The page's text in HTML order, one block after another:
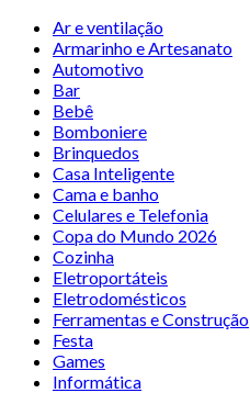
Ar e ventilação
Armarinho e Artesanato
Automotivo
Bar
Bebê
Bomboniere
Brinquedos
Casa Inteligente
Cama e banho
Celulares e Telefonia
Copa do Mundo 2026
Cozinha
Eletroportáteis
Eletrodomésticos
Ferramentas e Construção
Festa
Games
Informática